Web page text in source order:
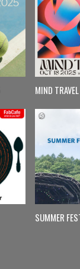
MIND TRAVEL
SUMMER